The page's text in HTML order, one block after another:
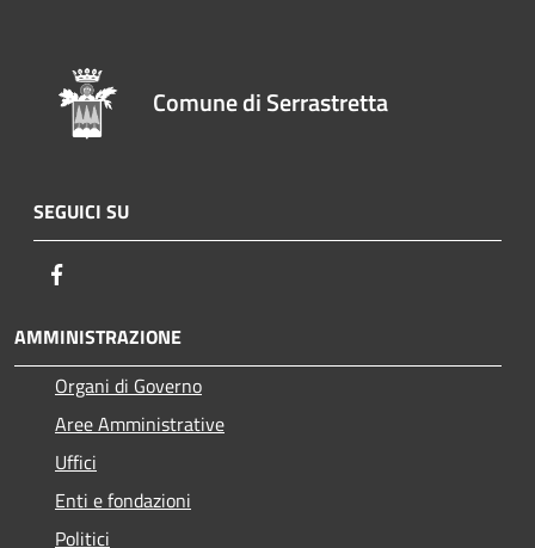
Comune di Serrastretta
SEGUICI SU
AMMINISTRAZIONE
Organi di Governo
Aree Amministrative
Uffici
Enti e fondazioni
Politici